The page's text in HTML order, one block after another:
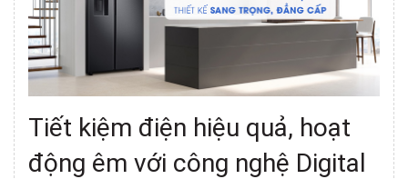
Tiết kiệm điện hiệu quả, hoạt
động êm với công nghệ Digital